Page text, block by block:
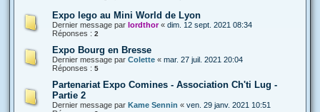
Expo lego au Mini World de Lyon
Dernier message par lordthor« dim. 12 sept. 2021 08:34
Réponses : 2
Expo Bourg en Bresse
Dernier message par Colette « mar. 27 juil. 2021 20:04
Réponses : 5
Partenariat Expo Comines - Association Ch'ti Lug -
Partie 2
Dernier message par Kame Sennin « ven. 29 janv. 2021 10:51